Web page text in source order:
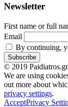
Newsletter
First name or full
Email
By continuing,
© 2019 Paidiatros.gr
We are using
out more about
privacy settings.
AcceptPrivacy